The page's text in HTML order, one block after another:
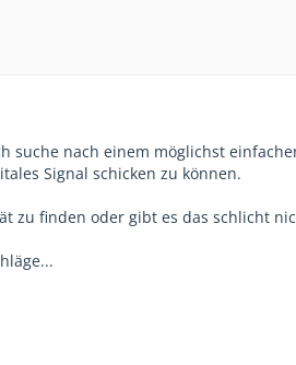
suche nach einem möglichst
Signal schicken zu können.
zu finden oder gibt es das schlicht